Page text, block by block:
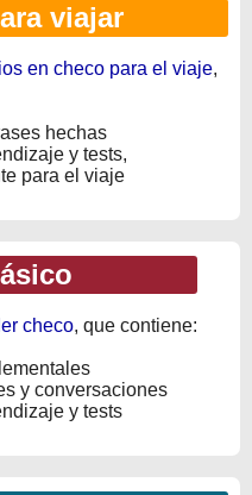
viajar
en checo para el viaje,
hechas
y tests,
para el viaje
checo, que contiene:
y conversaciones
y tests